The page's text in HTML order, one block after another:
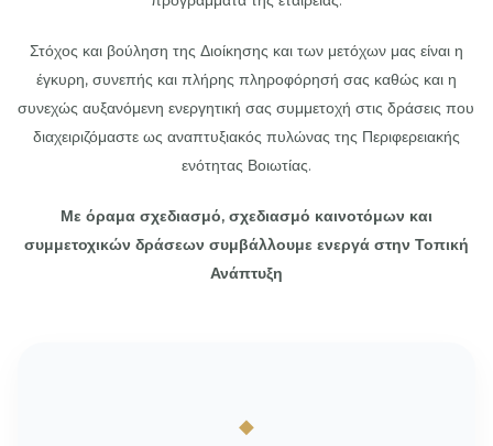
Στόχος και βούληση της Διοίκησης και των μετόχων μας είναι η
έγκυρη, συνεπής και πλήρης πληροφόρησή σας καθώς και η
συνεχώς αυξανόμενη ενεργητική σας συμμετοχή στις δράσεις που
διαχειριζόμαστε ως αναπτυξιακός πυλώνας της Περιφερειακής
ενότητας Βοιωτίας.
Με όραμα σχεδιασμό, σχεδιασμό καινοτόμων και
συμμετοχικών δράσεων συμβάλλουμε ενεργάστην Τοπική
Ανάπτυξη